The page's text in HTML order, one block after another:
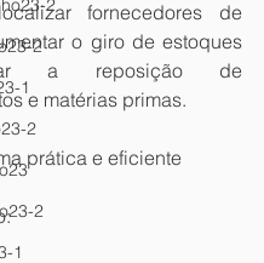
2
2
1
2
2
1
fornecedores de
o giro de estoques
a reposição de
e matérias primas.
prática e eficiente